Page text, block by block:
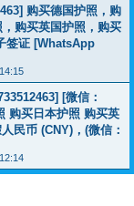
购买德国护照，购
购买英国护照，购买
签证 [WhatsApp
[微信：
购买日本护照 购买英
民币 (CNY)，(微信：